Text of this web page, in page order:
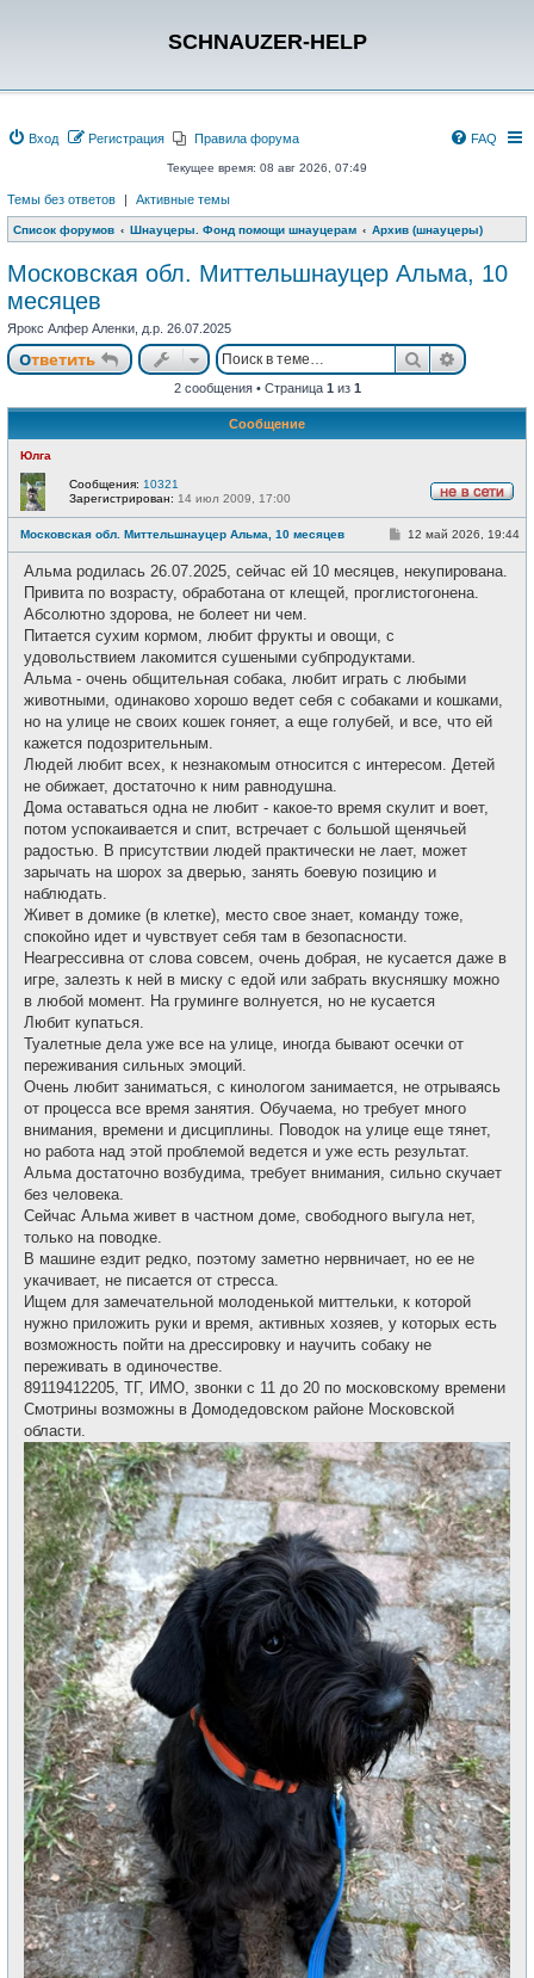
SCHNAUZER-HELP
Вход Регистрация Правила форума FAQ
Текущее время: 08 авг 2026, 07:49
Темы без ответов | Активные темы
Список форумов Шнауцеры. Фонд помощи шнауцерам Архив (шнауцеры)
Московская обл. Миттельшнауцер Альма, 10
месяцев
Ярокс Алфер Аленки, д.р. 26.07.2025
Ответить Поиск
2 сообщения • Страница 1 из 1
Сообщение
Юлга
е
в
с
Сообщения: 10321
Зарегистрирован: 14 июл 2009, 17:00
Московская обл. Миттельшнауцер Альма, 10 месяцев
С
б
щ
12 май 2026, 19:44
Альма родилась 26.07.2025, сейчас ей 10 месяцев, некупирована.
Привита по возрасту, обработана от клещей, проглистогонена.
Абсолютно здорова, не болеет ни чем.
Питается сухим кормом, любит фрукты и овощи, с
удовольствием лакомится сушеными субпродуктами.
Альма - очень общительная собака, любит играть с любыми
животными, одинаково хорошо ведет себя с собаками и кошками,
но на улице не своих кошек гоняет, а еще голубей, и все, что ей
кажется подозрительным.
Людей любит всех, к незнакомым относится с интересом. Детей
не обижает, достаточно к ним равнодушна.
Дома оставаться одна не любит - какое-то время скулит и воет,
потом успокаивается и спит, встречает с большой щенячьей
радостью. В присутствии людей практически не лает, может
зарычать на шорох за дверью, занять боевую позицию и
наблюдать.
Живет в домике (в клетке), место свое знает, команду тоже,
спокойно идет и чувствует себя там в безопасности.
Неагрессивна от слова совсем, очень добрая, не кусается даже в
игре, залезть к ней в миску с едой или забрать вкусняшку можно
в любой момент. На груминге волнуется, но не кусается
Любит купаться.
Туалетные дела уже все на улице, иногда бывают осечки от
переживания сильных эмоций.
Очень любит заниматься, с кинологом занимается, не отрываясь
от процесса все время занятия. Обучаема, но требует много
внимания, времени и дисциплины. Поводок на улице еще тянет,
но работа над этой проблемой ведется и уже есть результат.
Альма достаточно возбудима, требует внимания, сильно скучает
без человека.
Сейчас Альма живет в частном доме, свободного выгула нет,
только на поводке.
В машине ездит редко, поэтому заметно нервничает, но ее не
укачивает, не писается от стресса.
Ищем для замечательной молоденькой миттельки, к которой
нужно приложить руки и время, активных хозяев, у которых есть
возможность пойти на дрессировку и научить собаку не
переживать в одиночестве.
89119412205, ТГ, ИМО, звонки с 11 до 20 по московскому времени
Смотрины возможны в Домодедовском районе Московской
области.